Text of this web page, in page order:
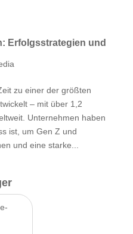
Erfolgsstrategien und
zu einer der größten
– mit über 1,2
Unternehmen haben
ist, um Gen Z und
und eine starke...